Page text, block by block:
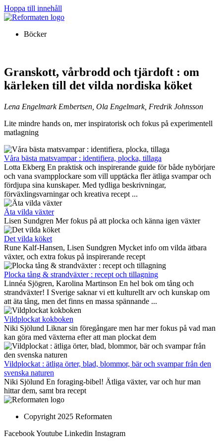
Hoppa till innehåll
Böcker
Granskott, vårbrodd och tjärdoft : om
kärleken till det vilda nordiska köket
Lena Engelmark Embertsen, Ola Engelmark, Fredrik Johnsson
Lite mindre hands on, mer inspiratorisk och fokus på experimentell
matlagning
Våra bästa matsvampar : identifiera, plocka, tillaga
Lotta Ekberg En praktisk och inspirerande guide för både nybörjare
och vana svampplockare som vill upptäcka fler ätliga svampar och
fördjupa sina kunskaper. Med tydliga beskrivningar,
förväxlingsvarningar och kreativa recept ...
Äta vilda växter
Lisen Sundgren Mer fokus på att plocka och känna igen växter
Det vilda köket
Rune Kalf-Hansen, Lisen Sundgren Mycket info om vilda ätbara
växter, och extra fokus på inspirerande recept
Plocka tång & strandväxter : recept och tillagning
Linnéa Sjögren, Karolina Martinson En hel bok om tång och
strandväxter! I Sverige saknar vi ett kulturellt arv och kunskap om
att äta tång, men det finns en massa spännande ...
Vildplockat kokboken
Niki Sjölund Liknar sin föregångare men har mer fokus på vad man
kan göra med växterna efter att man plockat dem
Vildplockat : ätliga örter, blad, blommor, bär och svampar från den
svenska naturen
Niki Sjölund En foraging-bibel! Ätliga växter, var och hur man
hittar dem, samt bra recept
Copyright 2025 Reformaten
FacebookYoutube Linkedin Instagram